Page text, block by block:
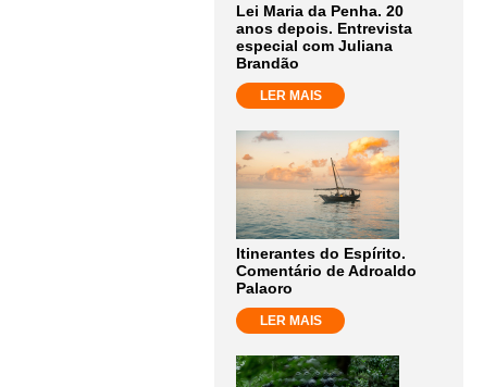
Lei Maria da Penha. 20
anos depois. Entrevista
especial com Juliana
Brandão
LER MAIS
Itinerantes do Espírito.
Comentário de Adroaldo
Palaoro
LER MAIS